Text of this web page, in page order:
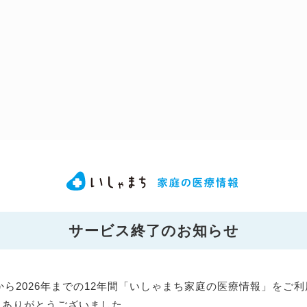
サービス終了のお知らせ
ら2026年までの12年間「いしゃまち家庭の医療情報」をご
りがとうございました。